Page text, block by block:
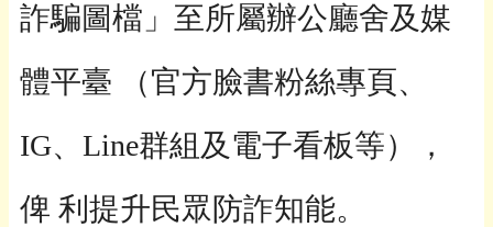
詐騙圖檔」至所屬辦公廳舍及媒
體平臺 （官方臉書粉絲專頁、
IG、Line群組及電子看板等），
俾 利提升民眾防詐知能。